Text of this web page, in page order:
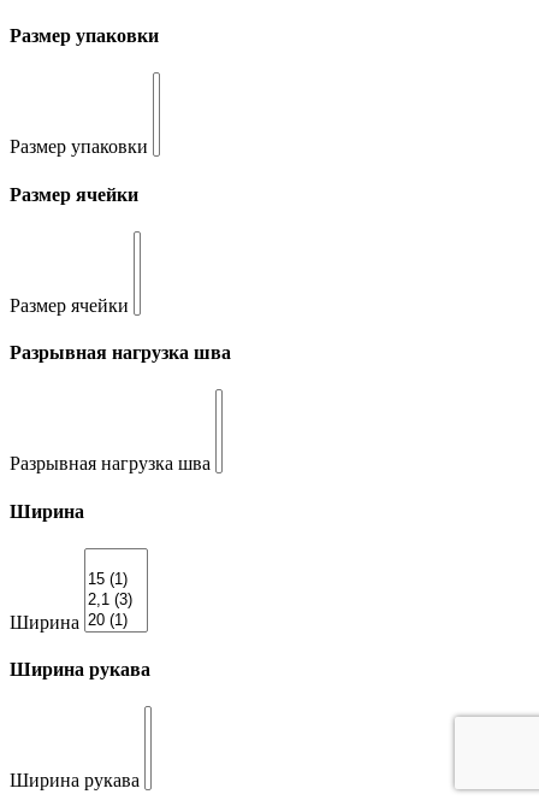
Размер упаковки
Размер упаковки
Размер ячейки
Размер ячейки
Разрывная нагрузка шва
Разрывная нагрузка шва
Ширина
Ширина
Ширина рукава
Ширина рукава